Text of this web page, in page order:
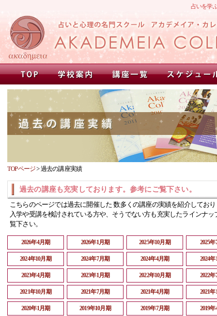
占いを学
TOPページ>過去の講座実績
過去の講座も充実しております。参考にご覧下さい。
こちらのページでは過去に開催した 数多くの講座の実績を紹介してお
入学や受講を検討されている方や、そうでない方も充実したラインナッ
覧下さい。
2026年4月期 2026年1月期 2025年10月期 2025
2024年10月期 2024年7月期 2024年4月期 2024
2023年4月期 2023年1月期 2022年10月期 2022
2021年10月期 2021年7月期 2021年4月期 2021
2020年1月期 2019年10月期 2019年7月期 2019